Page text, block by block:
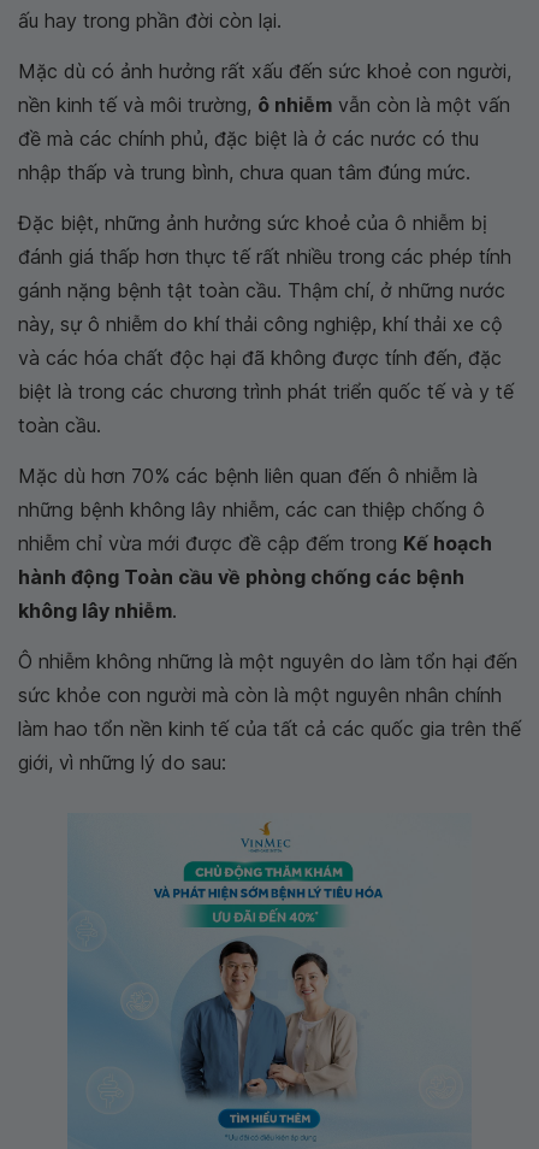
ấu hay trong phần đời còn lại.
Mặc dù có ảnh hưởng rất xấu đến sức khoẻ con người,
nền kinh tế và môi trường, ô nhiễm vẫn còn là một vấn
đề mà các chính phủ, đặc biệt là ở các nước có thu
nhập thấp và trung bình, chưa quan tâm đúng mức.
Đặc biệt, những ảnh hưởng sức khoẻ của ô nhiễm bị
đánh giá thấp hơn thực tế rất nhiều trong các phép tính
gánh nặng bệnh tật toàn cầu. Thậm chí, ở những nước
này, sự ô nhiễm do khí thải công nghiệp, khí thải xe cộ
và các hóa chất độc hại đã không được tính đến, đặc
biệt là trong các chương trình phát triển quốc tế và y tế
toàn cầu.
Mặc dù hơn 70% các bệnh liên quan đến ô nhiễm là
những bệnh không lây nhiễm, các can thiệp chống ô
nhiễm chỉ vừa mới được đề cập đếm trong Kế hoạch
hành động Toàn cầu về phòng chống các bệnh
không lây nhiễm.
Ô nhiễm không những là một nguyên do làm tổn hại đến
sức khỏe con người mà còn là một nguyên nhân chính
làm hao tổn nền kinh tế của tất cả các quốc gia trên thế
giới, vì những lý do sau: